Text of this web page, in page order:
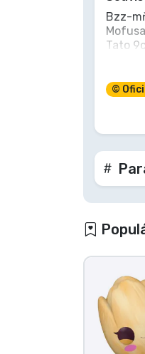
Bzz-
Tato
každý
©
Typy produktů